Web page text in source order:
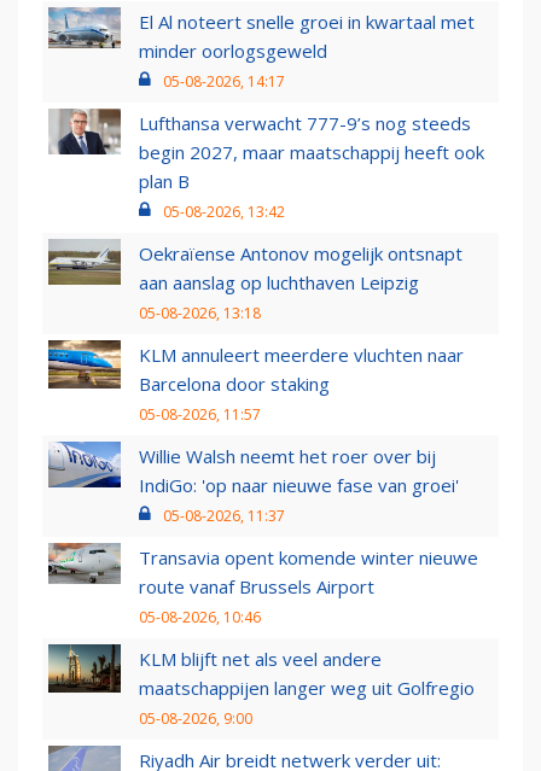
El Al noteert snelle groei in kwartaal met
minder oorlogsgeweld
05-08-2026, 14:17
Lufthansa verwacht 777-9’s nog steeds
begin 2027, maar maatschappij heeft ook
plan B
05-08-2026, 13:42
Oekraïense Antonov mogelijk ontsnapt
aan aanslag op luchthaven Leipzig
05-08-2026, 13:18
KLM annuleert meerdere vluchten naar
Barcelona door staking
05-08-2026, 11:57
Willie Walsh neemt het roer over bij
IndiGo: 'op naar nieuwe fase van groei'
05-08-2026, 11:37
Transavia opent komende winter nieuwe
route vanaf Brussels Airport
05-08-2026, 10:46
KLM blijft net als veel andere
maatschappijen langer weg uit Golfregio
05-08-2026, 9:00
Riyadh Air breidt netwerk verder uit: